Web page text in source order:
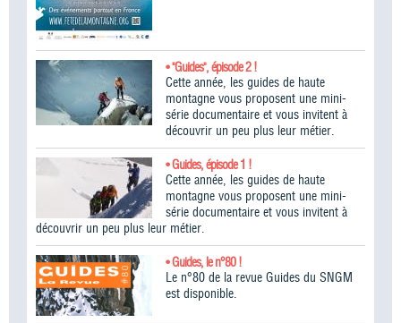
• "Guides", épisode 2 !
Cette année, les guides de haute
montagne vous proposent une mini-
série documentaire et vous invitent à
découvrir un peu plus leur métier.
• Guides, épisode 1 !
Cette année, les guides de haute
montagne vous proposent une mini-
série documentaire et vous invitent à
découvrir un peu plus leur métier.
• Guides, le n°80 !
Le n°80 de la revue Guides du SNGM
est disponible.